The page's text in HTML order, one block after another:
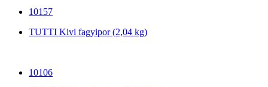
10157
TUTTI Kivi fagyipor (2,04 kg)
10106